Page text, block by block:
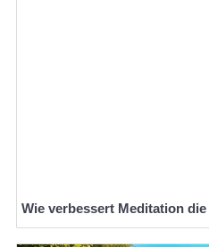
Wie verbessert Meditation